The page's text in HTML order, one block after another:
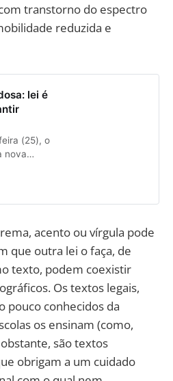
transtorno do espectro
reduzida e
lei é
(25), o
nova
por
nova
origem no
(PLS)
Paim
da
legal
às
mais.
acento ou vírgula pode
que outra lei o faça, de
texto, podem coexistir
Os textos legais,
pouco conhecidos da
os ensinam (como,
são textos
obrigam a um cuidado